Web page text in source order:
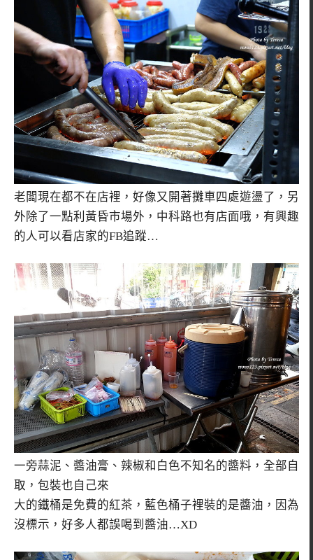
老闆現在都不在店裡，好像又開著攤車四處遊盪了，另
外除了一點利黃昏市場外，中科路也有店面哦，有興趣
的人可以看店家的FB追蹤…
一旁蒜泥、醬油膏、辣椒和白色不知名的醬料，全部自
取，包裝也自己來
大的鐵桶是免費的紅茶，藍色桶子裡裝的是醬油，因為
沒標示，好多人都誤喝到醬油…XD